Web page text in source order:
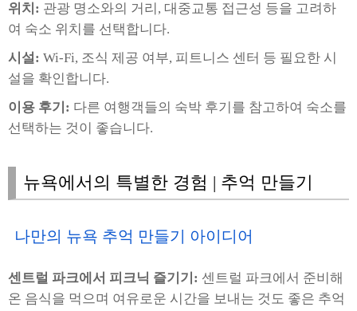
위치: 관광 명소와의 거리, 대중교통 접근성 등을 고려하
여 숙소 위치를 선택합니다.
시설: Wi-Fi, 조식 제공 여부, 피트니스 센터 등 필요한 시
설을 확인합니다.
이용 후기: 다른 여행객들의 숙박 후기를 참고하여 숙소를
선택하는 것이 좋습니다.
뉴욕에서의 특별한 경험 | 추억 만들기
나만의 뉴욕 추억 만들기 아이디어
센트럴 파크에서 피크닉 즐기기: 센트럴 파크에서 준비해
온 음식을 먹으며 여유로운 시간을 보내는 것도 좋은 추억